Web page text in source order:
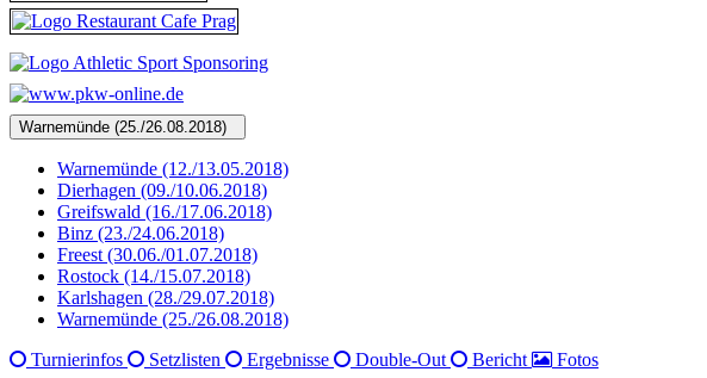
Warnemünde (12./13.05.2018)
Dierhagen (09./10.06.2018)
Greifswald (16./17.06.2018)
Binz (23./24.06.2018)
Freest (30.06./01.07.2018)
Rostock (14./15.07.2018)
Karlshagen (28./29.07.2018)
Warnemünde (25./26.08.2018)
Turnierinfos
Setzlisten Ergebnisse Double-Out Bericht Fotos